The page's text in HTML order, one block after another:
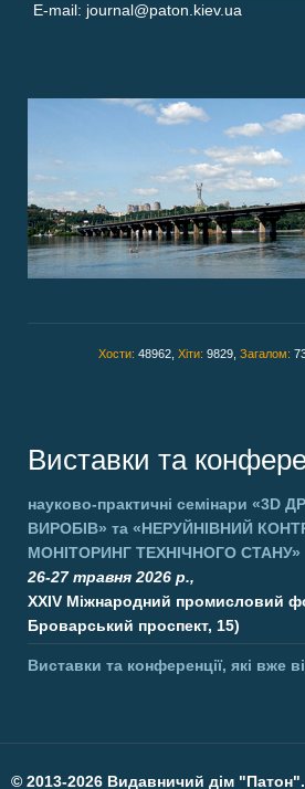
E-mail: journal@paton.kiev.ua
Хости: 48962, Хіти: 9829, Загалом:
Виставки та
науково-практичні семінари «3D
ВИРОБІВ» та «НЕРУЙНІВНИЙ
МОНІТОРИНГ ТЕХНІЧНОГО СТАНУ»
26-27 травня 2026 р.,
XXIV Міжнародний промисловий
Броварський проспект, 15)
Виставки та конференції, які вже
© 2013-2026 Видавничий дім "Патон".